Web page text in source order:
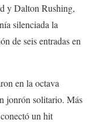
y Dalton Rushing,
silenciada la
de seis entradas en
en la octava
jonrón solitario. Más
un hit